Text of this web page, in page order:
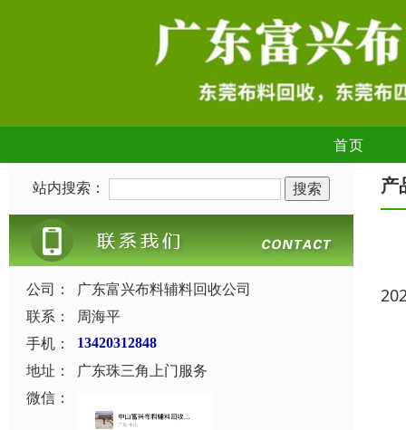
首页
站内搜索：
公司：
广东富兴布料辅料回收公司
联系：
周海平
手机：
13420312848
地址：
广东珠三角上门服务
微信：
产